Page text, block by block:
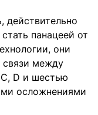
действительно
панацеей от
они
связи между
D и шестью
осложнениями